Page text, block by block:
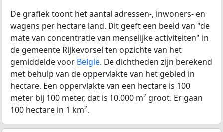
De grafiek toont het aantal adressen-, inwoners- en
wagens per hectare land. Dit geeft een beeld van "de
mate van concentratie van menselijke activiteiten" in
de gemeente Rijkevorsel ten opzichte van het
gemiddelde voor België. De dichtheden zijn berekend
met behulp van de oppervlakte van het gebied in
hectare. Een oppervlakte van een hectare is 100
meter bij 100 meter, dat is 10.000 m² groot. Er gaan
100 hectare in 1 km².